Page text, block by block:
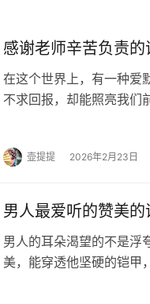
感谢老师辛苦负责的
在这个世界上，有一种爱
不求回报，却能照亮我们
壶提提 2026年2月23日
男人最爱听的赞美的
男人的耳朵渴望的不是浮
美，能穿透他坚硬的铠甲